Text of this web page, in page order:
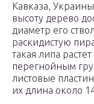
Кавказа,
высоту дерево
диаметр его
раскидистую
такая липа
перегнойным
листовые
их длина около